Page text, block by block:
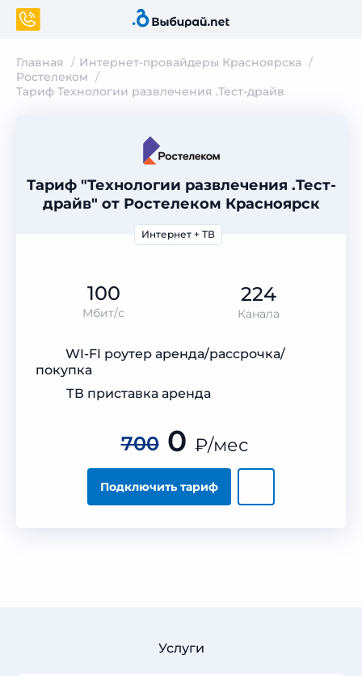
Главная
Интернет-провайдеры Красноярска
Ростелеком
Тариф Технологии развлечения .Тест-драйв
Тариф "Технологии развлечения .Тест-
драйв" от Ростелеком Красноярск
Интернет + ТВ
100
Мбит/с
224
Канала
WI-FI роутер аренда/рассрочка/
покупка
ТВ приставка аренда
Подключить тариф
700 0 ₽/мес
Услуги